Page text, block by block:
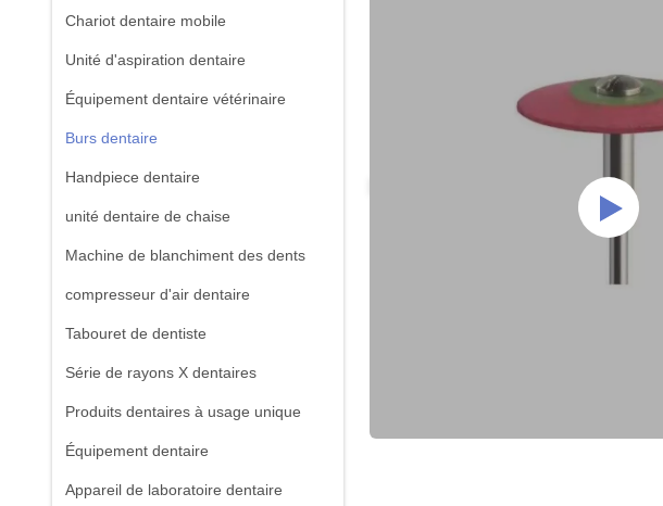
Chariot dentaire mobile
Unité d'aspiration dentaire
Équipement dentaire vétérinaire
Burs dentaire
Handpiece dentaire
unité dentaire de chaise
Machine de blanchiment des dents
compresseur d'air dentaire
Tabouret de dentiste
Série de rayons X dentaires
Produits dentaires à usage unique
Équipement dentaire
Appareil de laboratoire dentaire